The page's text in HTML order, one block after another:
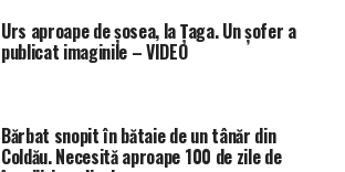
Urs aproape de șosea, la Țaga. Un șofer a
publicat imaginile – VIDEO
Bărbat snopit în bătaie de un tânăr din
Coldău. Necesită aproape 100 de zile de